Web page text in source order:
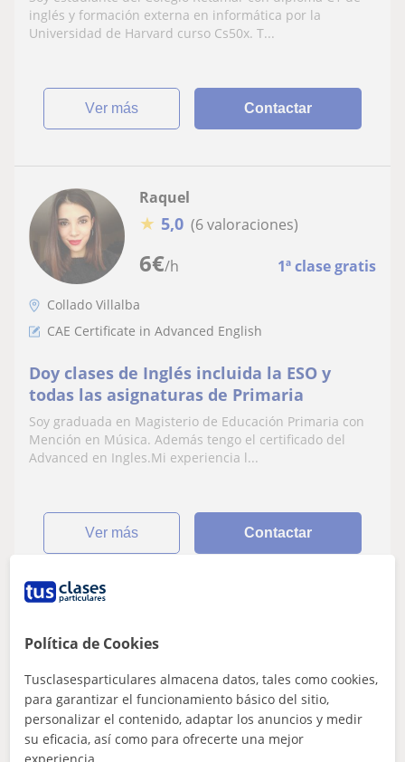
inglés y formación externa en informática por la
Universidad de Harvard curso Cs50x. T...
ver más Contactar
6€/h 1ª clase gratis
Raquel
★ 5,0 (6 valoraciones)
Collado Villalba
CAE Certificate in Advanced English
Doy clases de Inglés incluida la ESO y
todas las asignaturas de Primaria
Soy graduada en Magisterio de Educación Primaria con
Mención en Música. Además tengo el certificado del
Advanced en Ingles.Mi experiencia l...
ver más Contactar
11
Collado Villalba, Alpedrete, ...
FCE First Certificate in English
Política de Cookies
Tusclasesparticulares almacena datos, tales como cookies,
para garantizar el funcionamiento básico del sitio,
personalizar el contenido, adaptar los anuncios y medir
su eficacia, así como para ofrecerte una mejor
experiencia.